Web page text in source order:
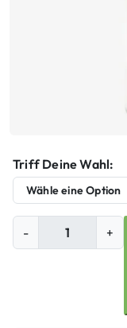
Triff Deine Wahl:
Produkt-
Größe
-
t
+